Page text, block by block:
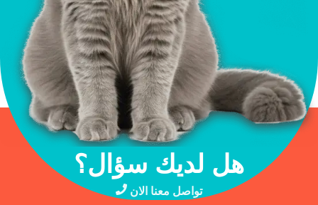
هل لديك سؤال؟
تواصل معنا الان